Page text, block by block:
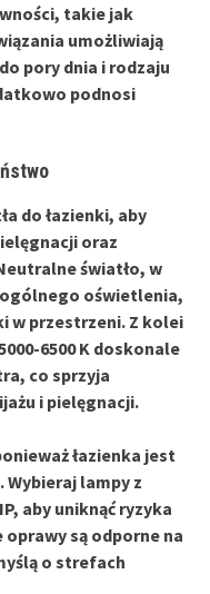
takie jak
umożliwiają
pory dnia i rodzaju
podnosi
do łazienki, aby
oraz
światło, w
oświetlenia,
w przestrzeni. Z kolei
6500 K doskonale
co sprzyja
i pielęgnacji.
łazienka jest
lampy z
aby uniknąć ryzyka
oprawy są odporne na
o strefach